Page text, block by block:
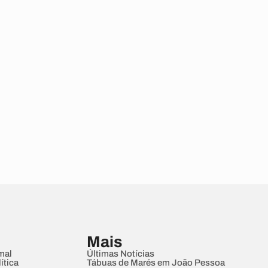
Mais
Últimas Notícias
Tábuas de Marés em João Pessoa